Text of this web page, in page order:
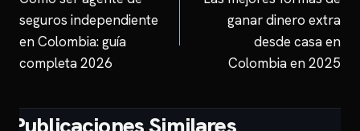
de
entradas
seguros independiente
en Colombia: guía
completa 2026
ganar dinero extra
desde casa en
Colombia en 2025